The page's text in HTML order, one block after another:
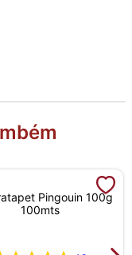
Pingouin 100g
100mts